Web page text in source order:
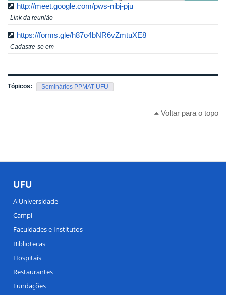
http://meet.google.com/pws-nibj-pju
Link da reunião
https://forms.gle/h87o4bNR6vZmtuXE8
Cadastre-se em
Tópicos: Seminários PPMAT-UFU
Voltar para o topo
UFU
A Universidade
Campi
Faculdades e Institutos
Bibliotecas
Hospitais
Restaurantes
Fundações